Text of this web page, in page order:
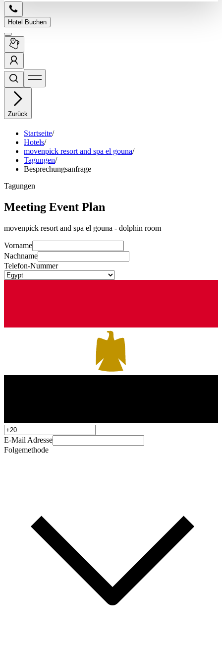
Hotel Buchen
Zurück
Startseite/
Hotels/
movenpick resort and spa el gouna/
Tagungen/
Besprechungsanfrage
Tagungen
Meeting Event Plan
movenpick resort and spa el gouna - dolphin room
Vorname
Nachname
Telefon-Nummer
E-Mail Adresse
Folgemethode